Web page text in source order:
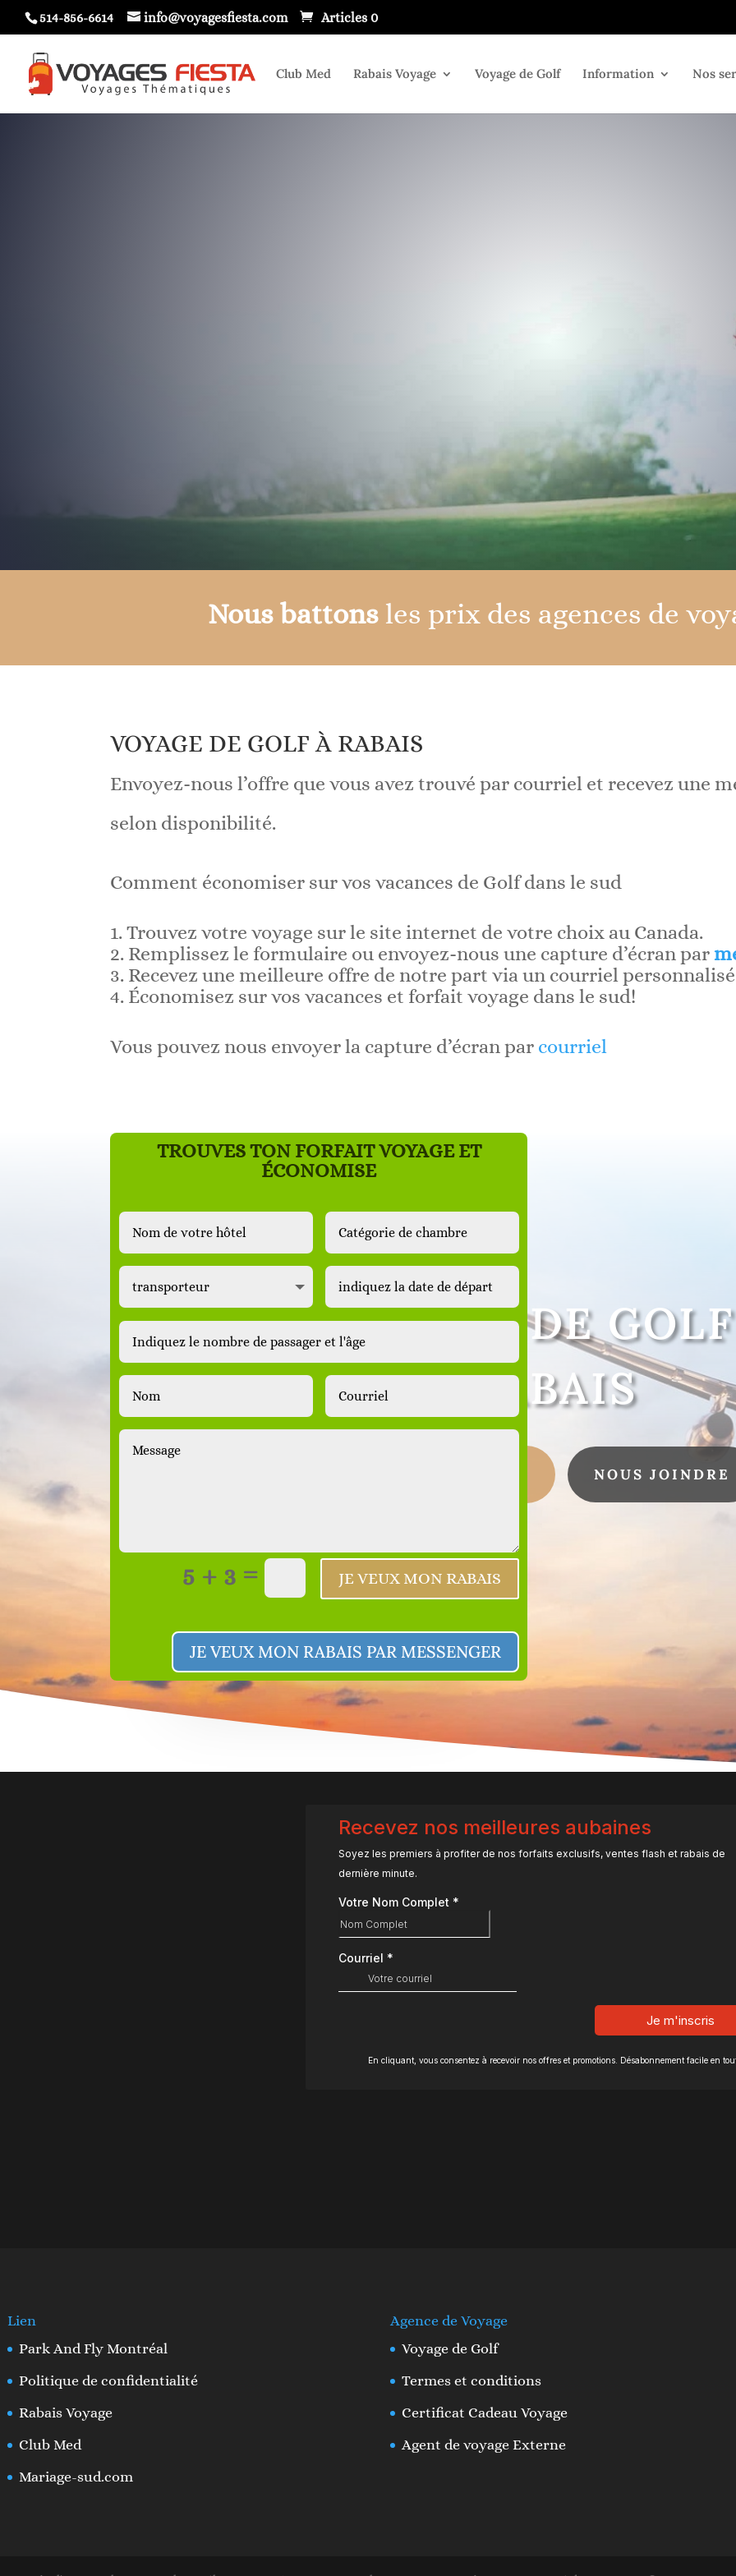
514-856-6614 info@voyagesfiesta.com Articles 0
Club Med Rabais Voyage Voyage de Golf Information Nos
VOYAGE DE
RABAIS
NOUS JOINDRE
Nous battonsles prix des agences de
VOYAGE DE GOLF À RABAIS
Envoyez-nous l’offre que vous avez trouvé par courriel et recevez une
selon disponibilité.
Comment économiser sur vos vacances de Golf dans le sud
Trouvez votre voyage sur le site internet de votre choix au Canada.
Remplissez le formulaire ou envoyez-nous une capture d’écran par
Recevez une meilleure offre de notre part via un courriel personnalisé
Économisez sur vos vacances et forfait voyage dans le sud!
Vous pouvez nous envoyer la capture d’écran par courriel
TROUVES TON FORFAIT VOYAGE ET
ÉCONOMISE
5 + 3 = JE VEUX MON RABAIS
JE VEUX MON RABAIS PAR MESSENGER
Lien
Park And Fly Montréal
Politique de confidentialité
Rabais Voyage
Club Med
Mariage-sud.com
Agence de Voyage
Voyage de Golf
Termes et conditions
Certificat Cadeau Voyage
Agent de voyage Externe